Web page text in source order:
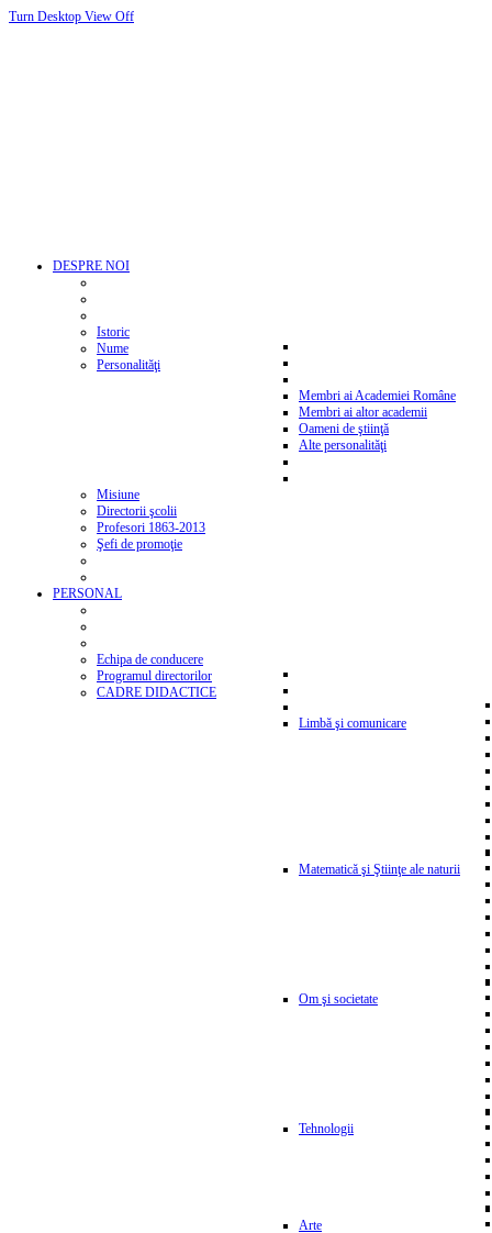
Turn Desktop View Off
DESPRE NOI
Istoric
Nume
Personalităţi
Membri ai Academiei Române
Membri ai altor academii
Oameni de ştiinţă
Alte personalităţi
Misiune
Directorii şcolii
Profesori 1863-2013
Şefi de promoţie
PERSONAL
Echipa de conducere
Programul directorilor
CADRE DIDACTICE
Limbă şi comunicare
Matematică şi Ştiinţe ale naturii
Om şi societate
Tehnologii
Arte